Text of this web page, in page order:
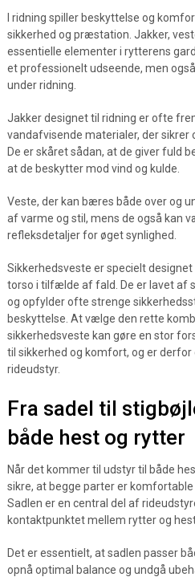
I ridning spiller beskyttelse og
sikkerhed og præstation. Jakker,
essentielle elementer i rytterens
et professionelt udseende, men
under ridning.
Jakker designet til ridning er ofte
vandafvisende materialer, der
De er skåret sådan, at de giver fuld
at de beskytter mod vind og kulde.
Veste, der kan bæres både over og
af varme og stil, mens de også kan
refleksdetaljer for øget synlighed.
Sikkerhedsveste er specielt
torso i tilfælde af fald. De er lavet af
og opfylder ofte strenge
beskyttelse. At vælge den rette
sikkerhedsveste kan gøre en stor
til sikkerhed og komfort, og er
rideudstyr.
Fra sadel til
både hest og rytter
Når det kommer til udstyr til både
sikre, at begge parter er komfortable
Sadlen er en central del af
kontaktpunktet mellem rytter og
Det er essentielt, at sadlen passer
opnå optimal balance og undgå